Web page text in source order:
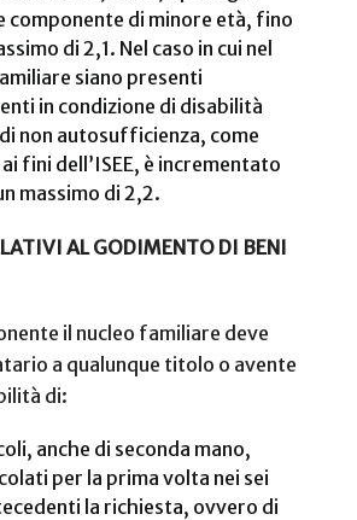
componente di minore età, fino
di 2,1. Nel caso in cui nel
siano presenti
in condizione di disabilità
non autosufficienza, come
fini dell’ISEE, è incrementato
massimo di 2,2.
AL GODIMENTO DI BENI
il nucleo familiare deve
a qualunque titolo o avente
di:
anche di seconda mano,
per la prima volta nei sei
la richiesta, ovvero di